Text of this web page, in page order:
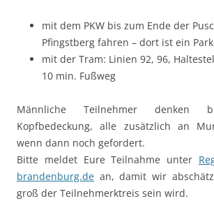
mit dem PKW bis zum Ende der
Pfingstberg fahren – dort ist ein
mit der Tram: Linien 92, 96,
10 min. Fußweg
Männliche Teilnehmer
Kopfbedeckung, alle zusätzlich an
wenn dann noch gefordert.
Bitte meldet Eure Teilnahme unter
brandenburg.de an, damit wir
groß der Teilnehmerktreis sein wird.